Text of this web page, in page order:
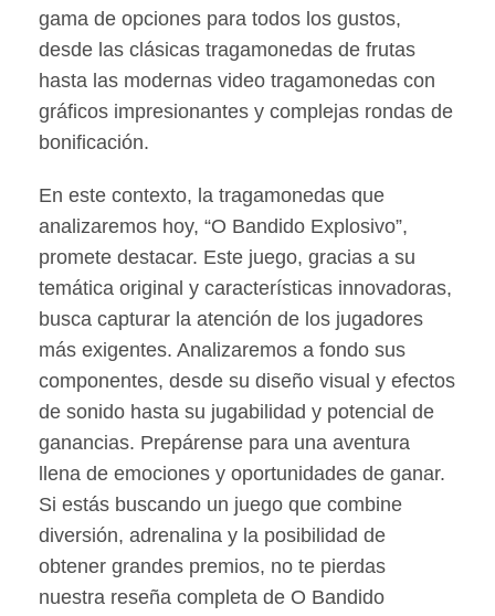
gama de opciones para todos los gustos,
desde las clásicas tragamonedas de frutas
hasta las modernas video tragamonedas con
gráficos impresionantes y complejas rondas de
bonificación.
En este contexto, la tragamonedas que
analizaremos hoy, “O Bandido Explosivo”,
promete destacar. Este juego, gracias a su
temática original y características innovadoras,
busca capturar la atención de los jugadores
más exigentes. Analizaremos a fondo sus
componentes, desde su diseño visual y efectos
de sonido hasta su jugabilidad y potencial de
ganancias. Prepárense para una aventura
llena de emociones y oportunidades de ganar.
Si estás buscando un juego que combine
diversión, adrenalina y la posibilidad de
obtener grandes premios, no te pierdas
nuestra reseña completa de O Bandido